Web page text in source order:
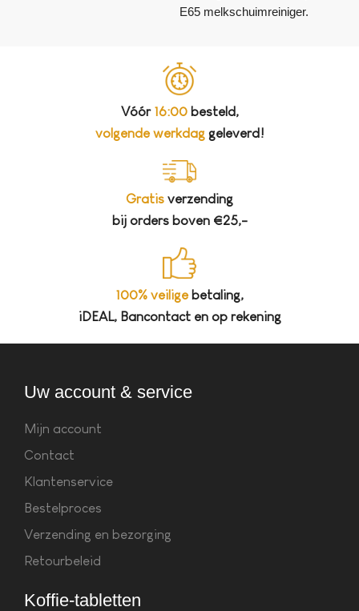
E65 melkschuimreiniger.
Vóór 16:00besteld,
volgende werkdaggeleverd!
Gratis verzending
bij orders boven €25,-
100% veiligebetaling,
iDEAL, Bancontact en op rekening
Uw account & service
Mijn account
Contact
Klantenservice
Bestelproces
Verzending en bezorging
Retourbeleid
Koffie-tabletten